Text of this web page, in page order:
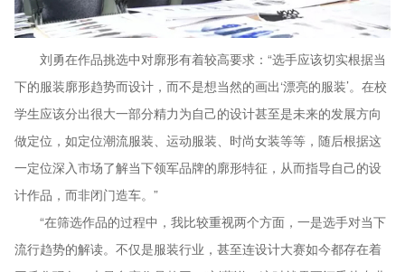
刘勇在作品挑选中对廓形有着较高要求：“选手应该切实根据当
下的服装廓形趋势而设计，而不是想当然的画出‘漂亮的服装’。在校
学生应该分出很大一部分精力为自己的设计甚至是未来的发展方向
做定位，如定位潮流服装、运动服装、时尚女装等等，随后根据这
一定位深入市场了解当下领军品牌的廓形特征，从而指导自己的设
计作品，而非闭门造车。”
“在筛选作品的过程中，我比较重视两个方面，一是选手对当下
流行趋势的解读。不仅是服装行业，甚至连设计大赛如今都存在着